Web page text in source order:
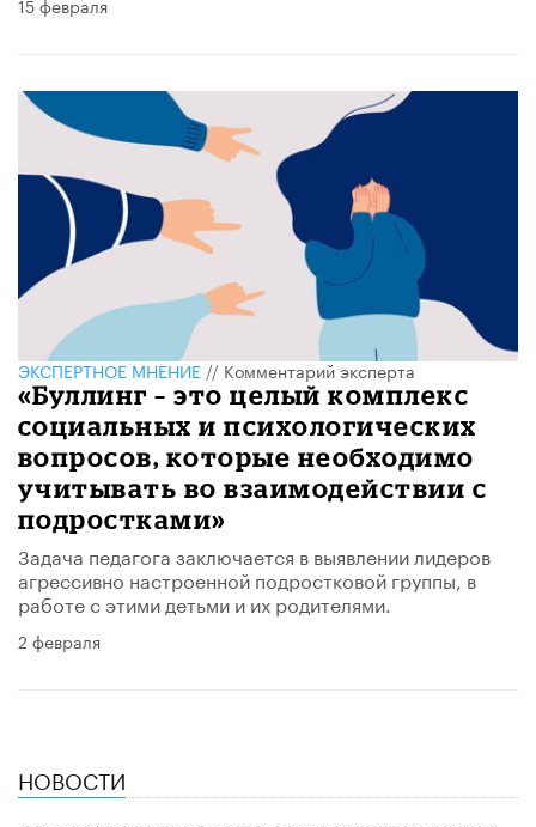
ЭКСПЕРТНОЕ МНЕНИЕ//Комментарий эксперта
«Буллинг – это целый комплекс
социальных и психологических
вопросов, которые необходимо
учитывать во взаимодействии с
подростками»
Задача педагога заключается в выявлении лидеров
агрессивно настроенной подростковой группы, в
работе с этими детьми и их родителями.
2 февраля
НОВОСТИ